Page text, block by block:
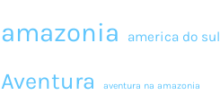
amazonia america do sul
Aventura aventura na amazonia